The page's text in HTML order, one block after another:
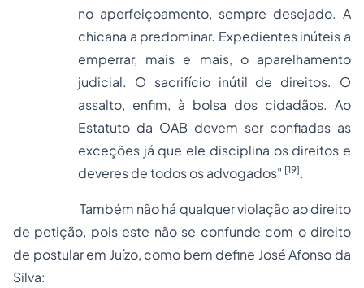
no aperfeiçoamento, sempre desejado. A
chicana a predominar. Expedientes inúteis a
emperrar, mais e mais, o aparelhamento
judicial. O sacrifício inútil de direitos. O
assalto, enfim, à bolsa dos cidadãos. Ao
Estatuto da OAB devem ser confiadas as
exceções já que ele disciplina os direitos e
deveres de todos os advogados" [19].
Também não há qualquer violação ao direito
de petição, pois este não se confunde com o direito
de postular em Juízo, como bem define José Afonso da
Silva: